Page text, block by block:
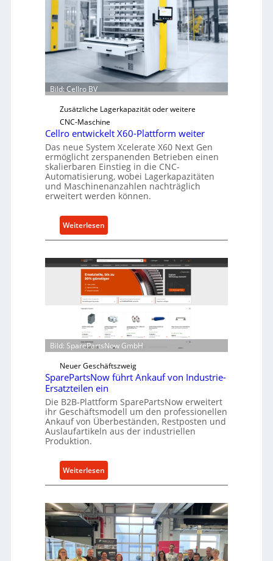
s
c
h
e
r
Ü
b
l
a
s
t
s
c
u
t
f
ü
i
d
i
r
e
k
t
e
A
n
i
e
e
Bild: Cellro BV
Zusätzliche Lagerkapazität oder weitere
CNC-Maschine
Cellro entwickelt X60-Plattform weiter
Das neue System Xcelerate X60 Next Gen
ermöglicht zerspanenden Betrieben einen
skalierbaren Einstieg in die CNC-
Automatisierung, wobei Lagerkapazitäten
und Maschinenanzahlen nachträglich
erweitert werden können.
Weiterlesen
C
l
l
o
e
n
t
w
i
c
k
e
l
t
-
l
a
t
f
Bild: SparePartsNow GmbH
Neuer Geschäftszweig
SparePartsNow führt Ankauf von Industrie-
Ersatzteilen ein
Die B2B-Plattform SparePartsNow erweitert
ihr Geschäftsmodell um den professionellen
Ankauf von Überbeständen, Restposten und
Auslaufartikeln aus der industriellen
Produktion.
Weiterlesen
S
a
r
P